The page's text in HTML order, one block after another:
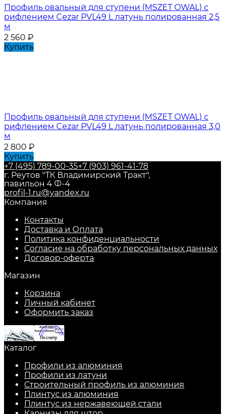
Профиль овальный для ступени (MSZET OWAL) с
рифлением Cezar PVL49 L латунь полированная 2,5
м
2 560 ₽
Купить
Профиль овальный для ступени (MSZET OWAL) с
рифлением Cezar PVL49 L латунь полированная 3,0
м
2 800 ₽
Купить
+7 (495) 789-00-35+7 (903) 961-41-78
г. Реутов "ТК Владимирский Тракт",
павильон 4 Ф-4
profil-1.ru@yandex.ru
Компания
Контакты
Доставка и Оплата
Политика конфиденциальности
Согласие на обработку персональных данных
Договор-оферта
Магазин
Корзина
Личный кабинет
Оформить заказ
Каталог
Профили из алюминия
Профили из латуни
Строительный профиль из алюминия
Плинтус из алюминия
Плинтус из нержавеющей стали